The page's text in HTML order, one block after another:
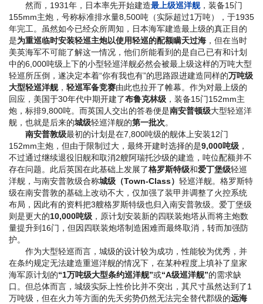
然而，1931年，日本率先开始建造最上级巡洋舰，装备15门
155mm主炮，号称标准排水量8,500吨（实际超过1万吨），于1935
年完工。虽然如今已经众所周知，日本海军建造最上级的真正目的
是为重巡临时安装轻巡主炮以使用轻巡的配额瞒天过海 ，但在当时
美英海军不可能了解这一情况，他们所能看到的是自己已有和计划
中的6,000吨级上下的小型轻巡洋舰必然会被最上级这样的万吨大型
轻巡所压倒，遂决定本着“你有我也有”的思路跟进建造同样的万吨级
大型轻巡洋舰， 轻巡军备竞赛由此也拉开了帷幕。作为对最上级的
回应，美国于30年代中期开建了布鲁克林级 ，装备15门152mm主
炮，标排9,800吨。而英国人交出的答卷便是南安普顿级大型轻巡洋
舰，也就是后来的城级轻巡洋舰的第一批次。
南安普敦级最初的计划是在7,800吨级的舰体上安装12门
152mm主炮，但由于限制过大，最终开建时选择的是9,000吨级 ，
不过通过继续退役旧舰和取消2艘阿瑞托沙级的建造，吨位配额并不
存在问题。此后英国在此基础上发展了格罗斯特级和爱丁堡级轻巡
洋舰，与南安普敦级合称城级（Town-Class） 轻巡洋舰。格罗斯特
级在南安普敦的基础上改动不大，仅加强了装甲并调整了火控系统
布局，因此有的资料把3艘格罗斯特级也归入南安普敦级。爱丁堡级
则是更大的10,000吨级 ，原计划安装新的四联装炮塔从而将主炮数
量提升到16门，但因四联装炮塔制造困难而最终取消，转而加强防
护。
作为大型轻巡而言，城级的设计较为成功，性能较为优秀，并
在条约规定无法建造重巡洋舰的情况下，在某种程度上填补了皇家
海军原计划的“1万吨级大型条约巡洋舰”或“A级巡洋舰”的需求缺
口。但总体而言，城级实际上性价比并不突出，其尺寸虽然达到了1
万吨级，但在火力等方面的先天劣势仍然无法完全替代郡级的远海